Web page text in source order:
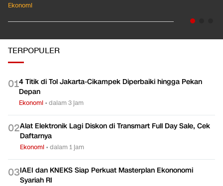
Ekonomi
TERPOPULER
014 Titik di Tol Jakarta-Cikampek Diperbaiki hingga Pekan
Depan
Ekonomi •dalam 3 jam
02Alat Elektronik Lagi Diskon di Transmart Full Day Sale, Cek
Daftarnya
Ekonomi •dalam 1 jam
03IAEI dan KNEKS Siap Perkuat Masterplan Ekononomi
Syariah RI